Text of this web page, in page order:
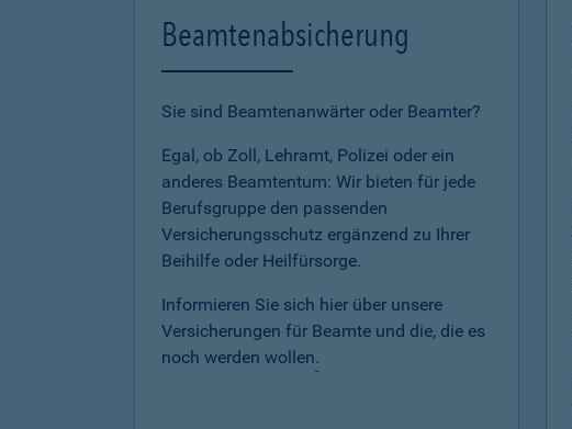
Beamtenabsicherung
Sie sind Beamtenanwärter oder Beamter?
Egal, ob Zoll, Lehramt, Polizei oder ein
anderes Beamtentum: Wir bieten für jede
Berufsgruppe den passenden
Versicherungsschutz ergänzend zu Ihrer
Beihilfe oder Heilfürsorge.
Informieren Sie sich hier über unsere
Versicherungen für Beamte und die, die es
noch werden wollen.